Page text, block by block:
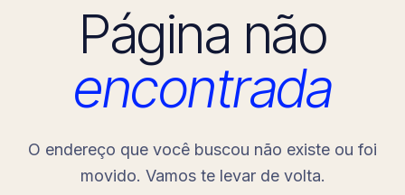
Página não
encontrada
O endereço que você buscou não existe ou foi
movido. Vamos te levar de volta.